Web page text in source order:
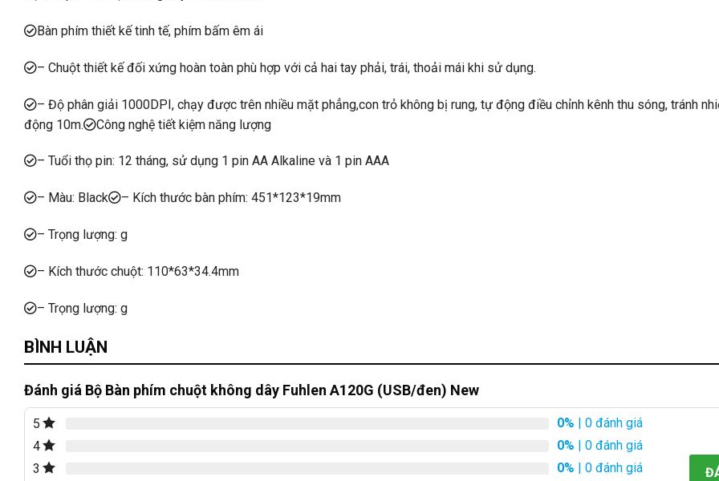
Bàn phím thiết kế tinh tế, phím bấm êm ái
– Chuột thiết kế đối xứng hoàn toàn phù hợp với cả hai tay phải, trái, thoải mái khi sử dụng.
– Độ phân giải 1000DPI, chạy được trên nhiều mặt phẳng,con trỏ không bị rung, tự động điều chỉnh kênh thu sóng, tránh
động 10m.
Công nghệ tiết kiệm năng lượng
– Tuổi thọ pin: 12 tháng, sử dụng 1 pin AA Alkaline và 1 pin AAA
– Màu: Black – Kích thước bàn phím: 451*123*19mm
– Trọng lượng: g
– Kích thước chuột: 110*63*34.4mm
– Trọng lượng: g
BÌNH LUẬN
Đánh giá Bộ Bàn phím chuột không dây Fuhlen A120G (USB/đen) New
5 0% | 0 đánh giá
4
0% | 0 đánh giá
3
0% | 0 đánh giá